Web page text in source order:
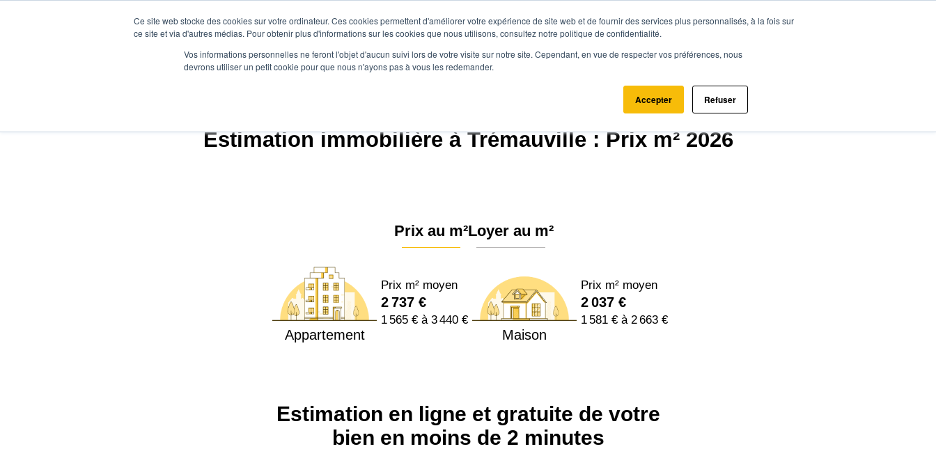
Ce site web stocke des cookies sur votre ordinateur. Ces cookies permettent d'améliorer votre expérience de site web et de fournir des services plus personnalisés, à la fois sur
ce site et via d'autres médias. Pour obtenir plus d'informations sur les cookies que nous utilisons, consultez notre politique de confidentialité.
Vos informations personnelles ne feront l'objet d'aucun suivi lors de votre visite sur notre site. Cependant, en vue de respecter vos préférences, nous
devrons utiliser un petit cookie pour que nous n'ayons pas à vous les redemander.
Accepter Refuser
Prix immobilier Vendre avec Agence.immo
Estimation immobilière à Trémauville : Prix m² 2026
Prix au m²
Appartement
Prix m² moyen
2 737 €
1 565 € à 3 440 €
Loyer au m²
Maison
Prix m² moyen
2 037 €
1 581 € à 2 663 €
Estimation en ligne et gratuite de votre
bien en moins de 2 minutes